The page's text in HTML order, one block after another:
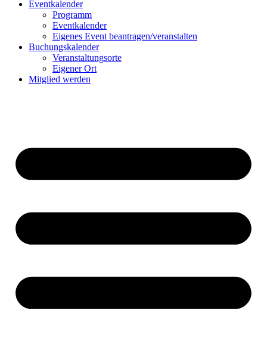
Eventkalender
Programm
Eventkalender
Eigenes Event beantragen/veranstalten
Buchungskalender
Veranstaltungsorte
Eigener Ort
Mitglied werden